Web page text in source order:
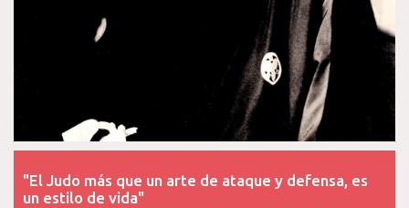
"El Judo más que un arte de ataque y defensa, es
un estilo de vida"